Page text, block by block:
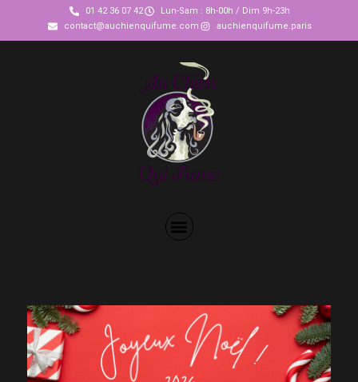
01 42 36 07 42
Lun-Sam : 8h-00h / Dim 9h-23h
contact@auchienquifume.com
auchienquifume.paris